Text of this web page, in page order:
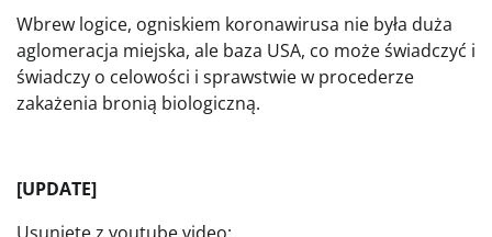
Wbrew logice, ogniskiem koronawirusa nie była duża
aglomeracja miejska, ale baza USA, co może świadczyć i
świadczy o celowości i sprawstwie w procederze
zakażenia bronią biologiczną.
[UPDATE]